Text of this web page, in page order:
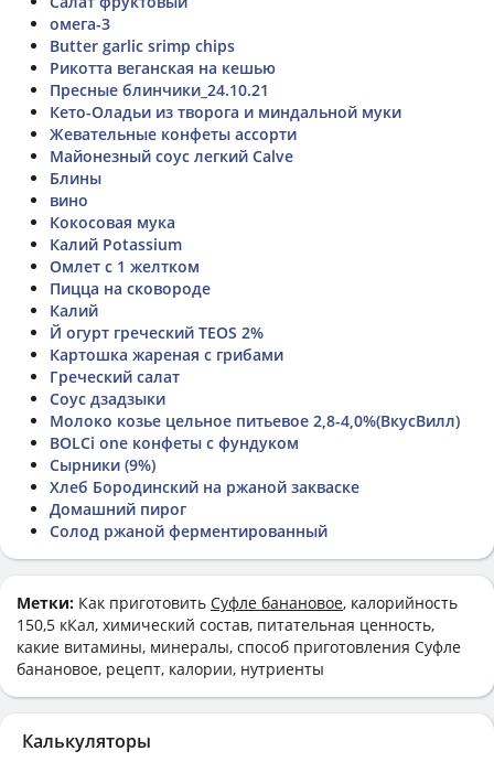
омега-3
Butter garlic srimp chips
Рикотта веганская на кешью
Пресные блинчики_24.10.21
Кето-Оладьи из творога и миндальной муки
Жевательные конфеты ассорти
Майонезный соус легкий Calve
Блины
вино
Кокосовая мука
Калий Potassium
Омлет с 1 желтком
Пицца на сковороде
Калий
Й огурт греческий TEOS 2%
Картошка жареная с грибами
Греческий салат
Соус дзадзыки
Молоко козье цельное питьевое 2,8-4,0%(ВкусВилл)
BOLCi one конфеты с фундуком
Сырники (9%)
Хлеб Бородинский на ржаной закваске
Домашний пирог
Солод ржаной ферментированный
Метки: Как приготовить Суфле банановое, калорийность
150,5 кКал, химический состав, питательная ценность,
какие витамины, минералы, способ приготовления Суфле
банановое, рецепт, калории, нутриенты
Калькуляторы